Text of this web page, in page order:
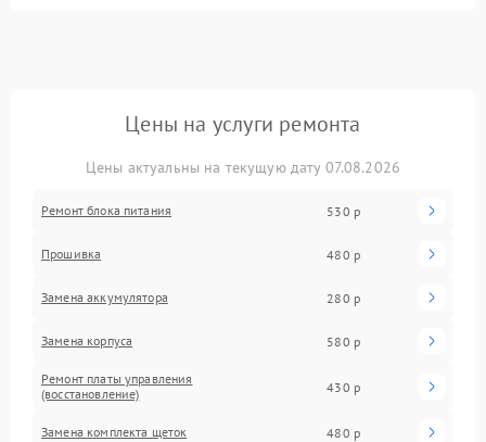
Цены на услуги ремонта
Цены актуальны на текущую дату 07.08.2026
Ремонт блока питания 530 р
Прошивка 480 р
Замена аккумулятора 280 р
Замена корпуса 580 р
Ремонт платы управления
(восстановление)
430 р
Замена комплекта щеток 480 р